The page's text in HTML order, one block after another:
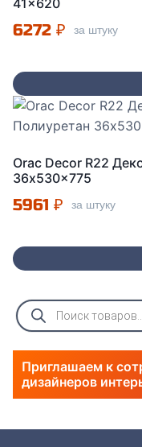
6272 ₽ за штуку
Orac Decor R22
36x530x775
5961 ₽ за штуку
Поиск
товаров
Приглашаем к
дизайнеров